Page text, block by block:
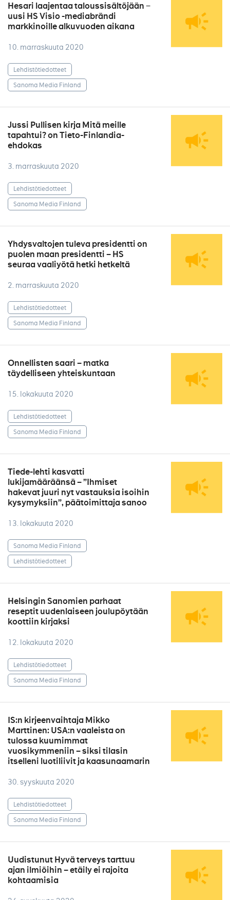
Hesari laajentaa taloussisältöjään −
uusi HS Visio -mediabrändi
markkinoille alkuvuoden aikana
10. marraskuuta 2020
Lehdistötiedotteet
Sanoma Media Finland
Jussi Pullisen kirja Mitä meille
tapahtui? on Tieto-Finlandia-
ehdokas
3. marraskuuta 2020
Lehdistötiedotteet
Sanoma Media Finland
Yhdysvaltojen tuleva presidentti on
puolen maan presidentti – HS
seuraa vaaliyötä hetki hetkeltä
2. marraskuuta 2020
Lehdistötiedotteet
Sanoma Media Finland
Onnellisten saari – matka
täydelliseen yhteiskuntaan
15. lokakuuta 2020
Lehdistötiedotteet
Sanoma Media Finland
Tiede-lehti kasvatti
lukijamääräänsä – ”Ihmiset
hakevat juuri nyt vastauksia isoihin
kysymyksiin”, päätoimittaja sanoo
13. lokakuuta 2020
Sanoma Media Finland
Lehdistötiedotteet
Helsingin Sanomien parhaat
reseptit uudenlaiseen joulupöytään
koottiin kirjaksi
12. lokakuuta 2020
Lehdistötiedotteet
Sanoma Media Finland
IS:n kirjeenvaihtaja Mikko
Marttinen: USA:n vaaleista on
tulossa kuumimmat
vuosikymmeniin – siksi tilasin
itselleni luotiliivit ja kaasunaamarin
30. syyskuuta 2020
Lehdistötiedotteet
Sanoma Media Finland
Uudistunut Hyvä terveys tarttuu
ajan ilmiöihin – etäily ei rajoita
kohtaamisia